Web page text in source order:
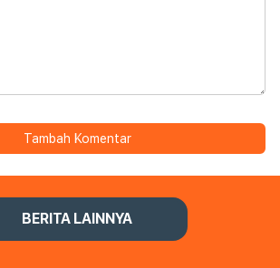
Tambah Komentar
BERITA LAINNYA